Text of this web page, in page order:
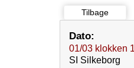
Tilbage
Dato:
01/03 klokken
SI Silkeborg